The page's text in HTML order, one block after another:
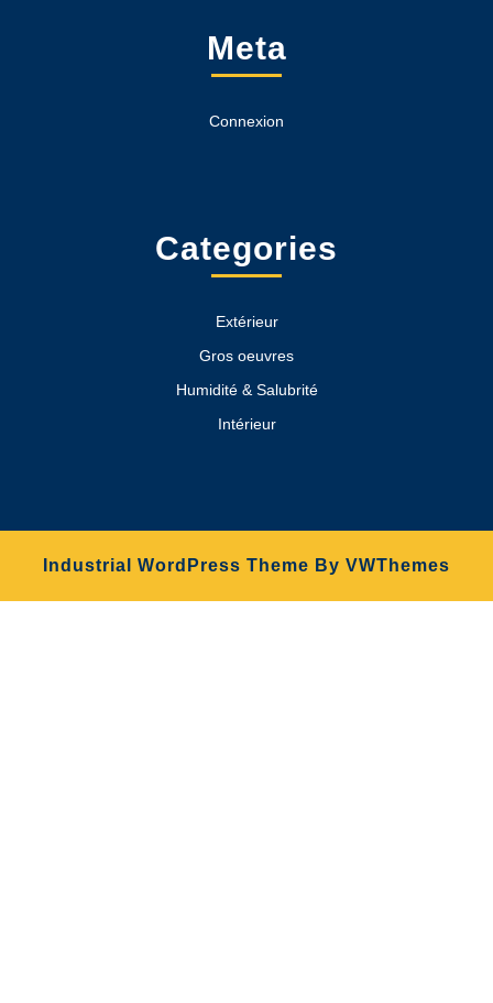
Meta
Connexion
Categories
Extérieur
Gros oeuvres
Humidité & Salubrité
Intérieur
Industrial WordPress Theme By VWThemes